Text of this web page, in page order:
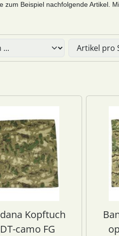
Beispiel nachfolgende Artikel.
Kopftuch
camo FG